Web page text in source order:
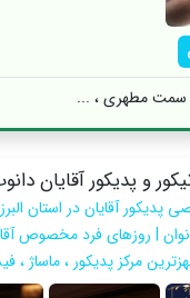
سمت مطهری ، ...
و پدیکور آقایان
پدیکور آقایان در استان
| روزهای فرد مخصوص
مرکز پدیکور ، ماساژ ،